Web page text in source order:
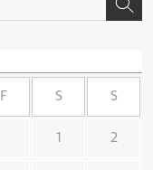
F S S
1 2